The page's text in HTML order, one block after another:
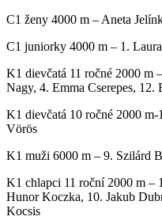
C1 ženy 4000 m – Aneta
C1 juniorky 4000 m – 1.
K1 dievčatá 11 ročné 2000 m
Nagy, 4. Emma Cserepes, 12.
K1 dievčatá 10 ročné 2000
Vörös
K1 muži 6000 m – 9. Szilárd
K1 chlapci 11 roční 2000 m –
Hunor Koczka, 10. Jakub
Kocsis